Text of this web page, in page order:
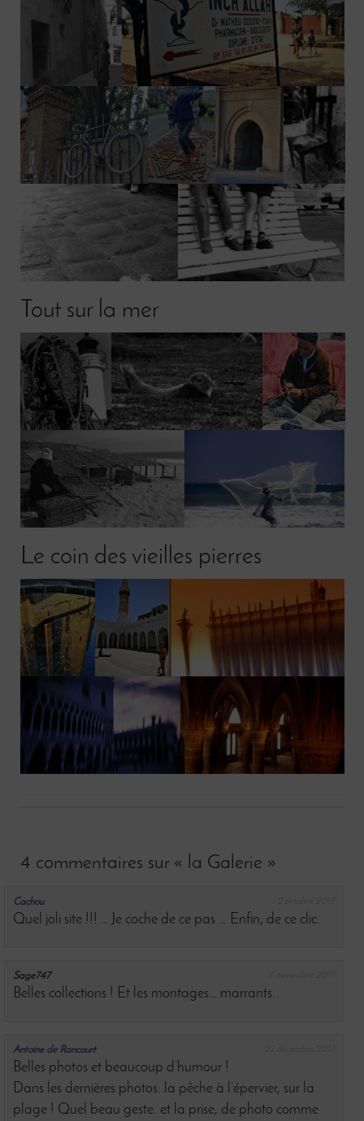
Tout sur la mer
Le coin des vieilles pierres
4 commentaires sur « la Galerie »
Cachou
Quel joli site !!! … Je coche de ce pas … Enfin, de ce clic.
Sage747
Belles collections ! Et les montages… marrants.
Antoine de Rancourt
Belles photos et beaucoup d’humour !
Dans les dernières photos: la pêche à l’épervier, sur la
plage ! Quel beau geste. et la prise, de photo comme